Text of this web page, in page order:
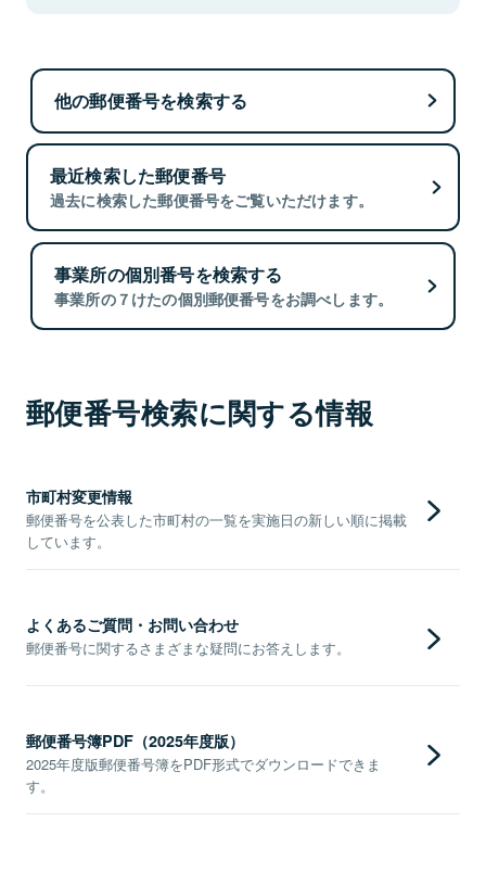
他の郵便番号を検索する
最近検索した郵便番号
過去に検索した郵便番号をご覧いただけます。
事業所の個別番号を検索する
事業所の７けたの個別郵便番号をお調べします。
郵便番号検索に関する情報
市町村変更情報
郵便番号を公表した市町村の一覧を実施日の新しい順に掲載
しています。
よくあるご質問・お問い合わせ
郵便番号に関するさまざまな疑問にお答えします。
郵便番号簿PDF（2025年度版）
2025年度版郵便番号簿をPDF形式でダウンロードできま
す。